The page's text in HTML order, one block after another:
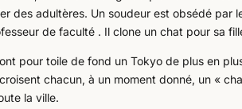
des adultères. Un soudeur est obsédé par
de faculté . Il clone un chat pour sa
pour toile de fond un Tokyo de plus en
chacun, à un moment donné, un «
la ville.